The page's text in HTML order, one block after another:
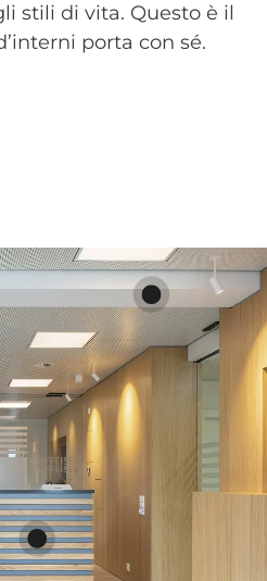
stili di vita. Questo è il
porta con sé.